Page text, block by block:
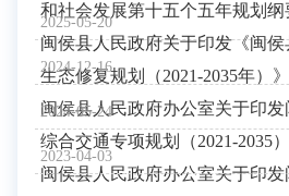
和社会发展第十五个五年规划纲
2025-05-20
闽侯县人民政府关于印发《闽
生态修复规划（2021-2035年）
2024-12-16
闽侯县人民政府办公室关于印
综合交通专项规划（2021-2035
2024-05-24
闽侯县人民政府办公室关于印
2023-04-03